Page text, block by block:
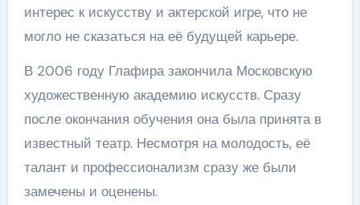
интерес к искусству и актерской игре, что не
могло не сказаться на её будущей карьере.
В 2006 году Глафира закончила Московскую
художественную академию искусств. Сразу
после окончания обучения она была принята в
известный театр. Несмотря на молодость, её
талант и профессионализм сразу же были
замечены и оценены.